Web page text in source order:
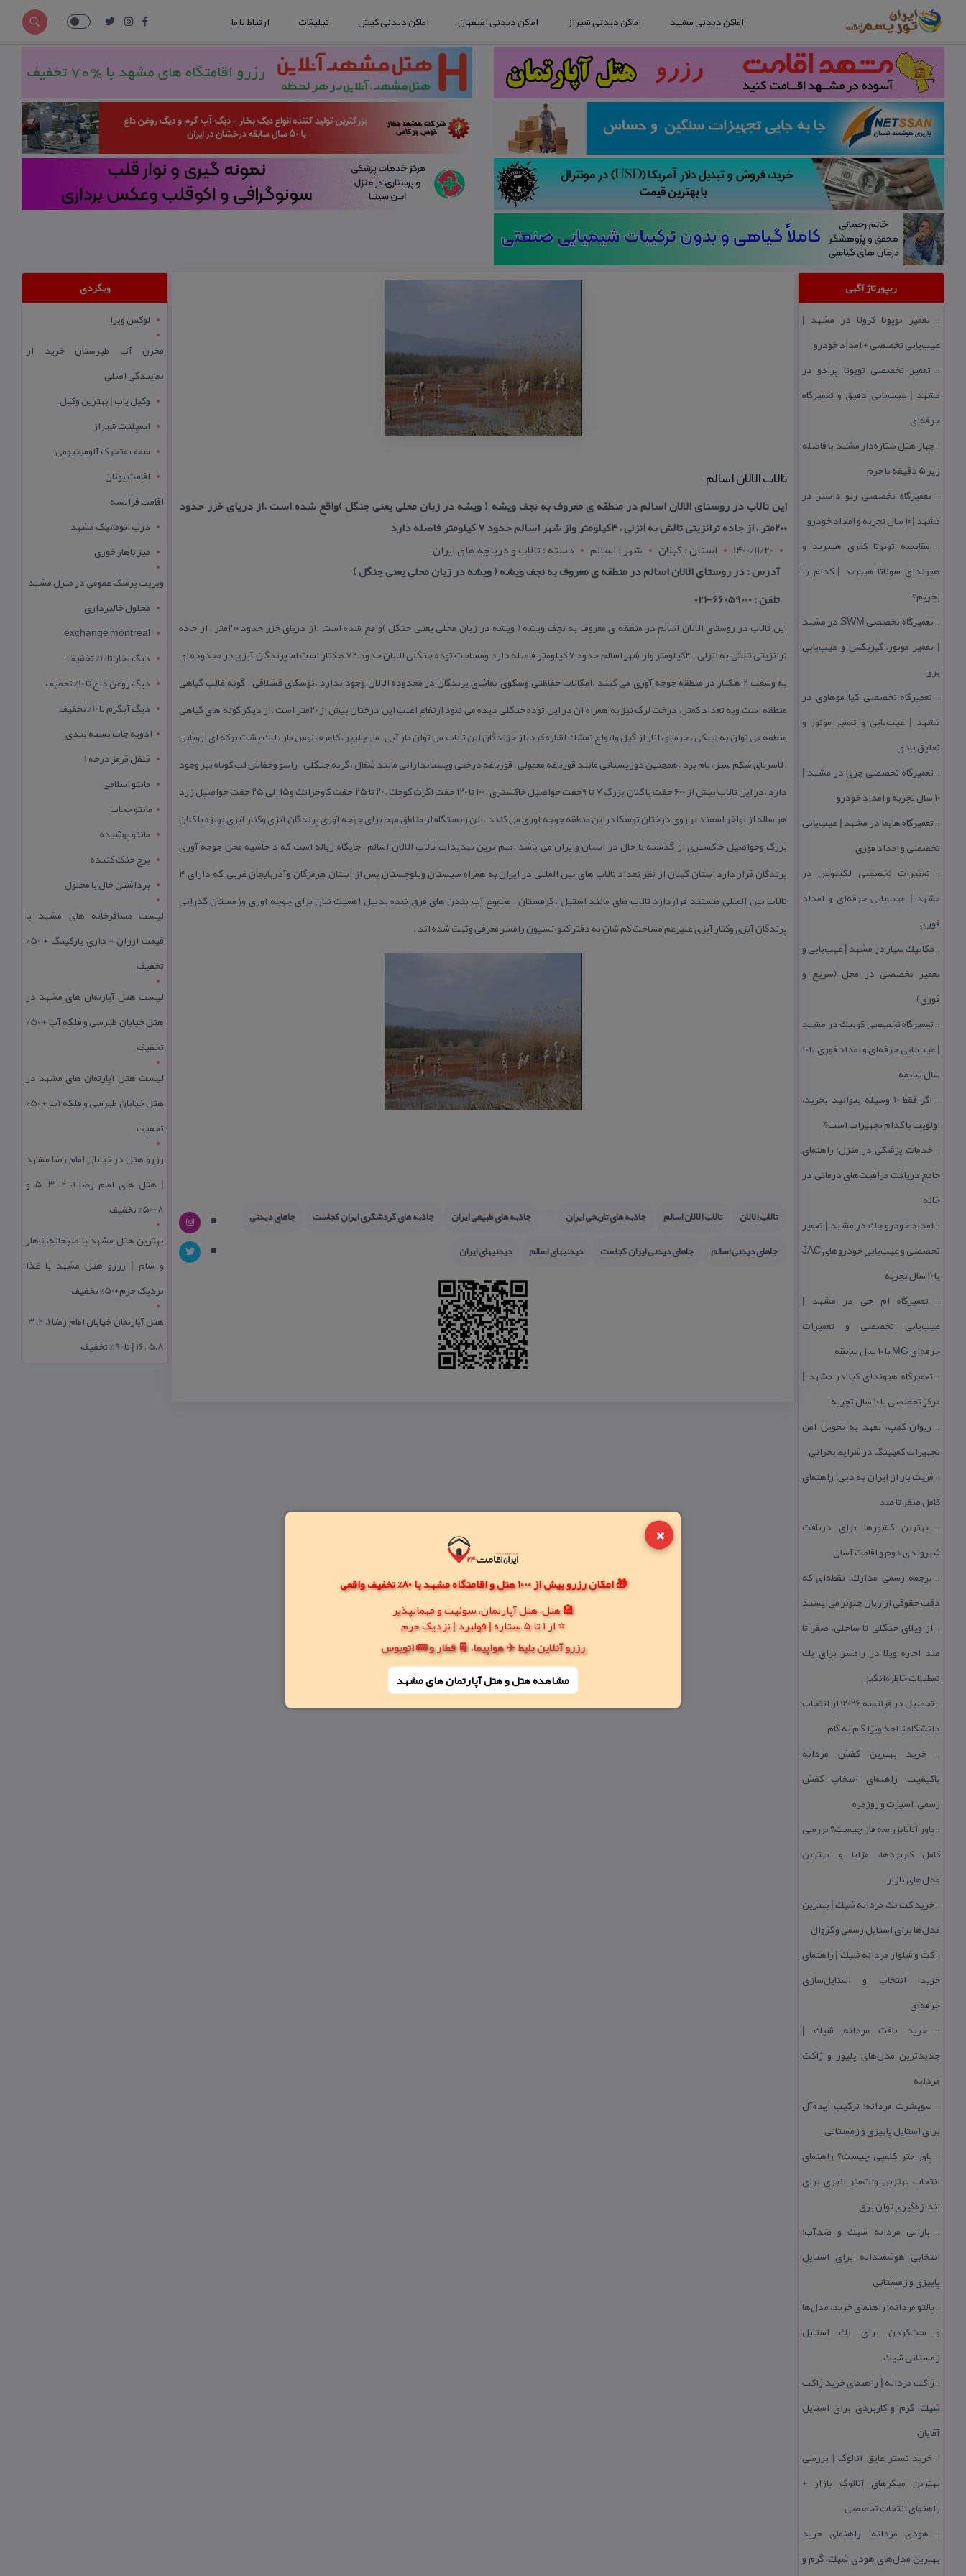
×
🎁 امکان رزرو بیش از 1000 هتل و اقامتگاه مشهد با 80% تخفیف واقعی
🏨 هتل، هتل آپارتمان، سوئیت و مهمانپذیر
⭐ از 1 تا 5 ستاره | فولبرد | نزدیک حرم
رزرو آنلاین بلیط ✈️ هواپیما، 🚆 قطار و 🚌 اتوبوس
مشاهده هتل و هتل‌ آپارتمان های مشهد
اماکن دیدنی مشهد اماکن دیدنی شیراز اماکن دیدنی اصفهان اماکن دیدنی کیش تبلیغات ارتباط با ما
ریپورتاژ آگهی
:: تعمیر تویوتا كرولا در مشهد |
عیب‌یابی تخصصی + امداد خودرو
:: تعمیر تخصصی تویوتا پرادو در
مشهد | عیب‌یابی دقیق و تعمیرگاه
حرفه‌ای
::چهار هتل‌ ستاره‌دار مشهد با فاصله
زیر 5 دقیقه تا حرم
:: تعمیرگاه تخصصی رنو داستر در
مشهد | ۱۰ سال تجربه و امداد خودرو
:: مقایسه تویوتا كمری هیبرید و
هیوندای سوناتا هیبرید | كدام را
بخریم؟
::
تعمیرگاه تخصصی SWM در مشهد
| تعمیر موتور، گیربكس و عیب‌یابی
برق
:: تعمیرگاه تخصصی كیا موهاوی در
مشهد | عیب‌یابی و تعمیر موتور و
تعلیق بادی
:: تعمیرگاه تخصصی چری در مشهد |
۱۰ سال تجربه و امداد خودرو
:: تعمیرگاه هایما در مشهد | عیب‌یابی
تخصصی و امداد فوری
:: تعمیرات تخصصی لكسوس در
مشهد | عیب‌یابی حرفه‌ای و امداد
فوری
:: مكانیك سیار در مشهد | عیب‌یابی و
تعمیر تخصصی در محل (سریع و
فوری)
:: تعمیرگاه تخصصی كوییك در مشهد
| عیب‌یابی حرفه‌ای و امداد فوری با ۱۰
سال سابقه
::
اگر فقط 10 وسیله بتوانید بخرید،
اولویت با كدام تجهیزات است؟
:: خدمات پزشكی در منزل؛ راهنمای
جامع دریافت مراقبت‌های درمانی در
خانه
:: امداد خودرو جك در مشهد | تعمیر
تخصصی و عیب‌یابی خودروهای JAC
با ۱۰ سال تجربه
:: تعمیرگاه ام جی در مشهد |
عیب‌یابی تخصصی و تعمیرات
حرفه‌ای MG با ۱۰ سال سابقه
:: تعمیرگاه هیوندای كیا در مشهد |
مركز تخصصی با ۱۰ سال تجربه
:: ریوان كمپ، تعهد به تحویل امن
تجهیزات كمپینگ در شرایط بحرانی
:: فریت بار از ایران به دبی؛ راهنمای
كامل صفر تا صد
:: بهترین كشورها برای دریافت
شهروندی دوم و اقامت آسان
:: ترجمه رسمی مدارك؛ نقطه‌ای كه
دقت حقوقی از زبان جلوتر می‌ایستد
:: از ویلای جنگلی تا ساحلی، صفر تا
صد اجاره ویلا در رامسر برای یك
تعطیلات خاطره‌انگیز
::
تحصیل در فرانسه 2026؛ از انتخاب
دانشگاه تا اخذ ویزا گام به گام
::خرید بهترین كفش مردانه
باكیفیت؛ راهنمای انتخاب كفش
رسمی، اسپرت و روزمره
:: پاور آنالایزر سه فاز چیست؟ بررسی
كامل كاربردها، مزایا و بهترین
مدل‌های بازار
::خرید كت تك مردانه شیك | بهترین
مدل‌ها برای استایل رسمی و كژوال
::كت و شلوار مردانه شیك | راهنمای
خرید، انتخاب و استایل‌سازی
حرفه‌ای
::خرید بافت مردانه شیك |
جدیدترین مدل‌های پلیور و ژاكت
مردانه
:: سویشرت مردانه؛ تركیب ایده‌آل
برای استایل پاییزی و زمستانی
:: پاور متر كلمپی چیست؟ راهنمای
انتخاب بهترین وات‌متر انبری برای
اندازه‌گیری توان برق
:: بارانی مردانه شیك و ضدآب؛
انتخابی هوشمندانه برای استایل
پاییزی و زمستانی
:: پالتو مردانه؛ راهنمای خرید، مدل‌ها
و ست‌كردن برای یك استایل
زمستانی شیك
::ژاكت مردانه | راهنمای خرید ژاكت
شیك، گرم و كاربردی برای استایل
آقایان
:: خرید تستر عایق آنالوگ | بررسی
بهترین میگرهای آنالوگ بازار +
راهنمای انتخاب تخصصی
:: هودی مردانه؛ راهنمای خرید
بهترین مدل‌های هودی شیك، گرم و
تالاب الالان اسالم
این تالاب در روستای الالان اسالم در منطقه ی معروف به نجف ویشه ( ویشه در زبان محلی یعنی جنگل )واقع شده است .از دریای خزر حدود
۲۰۰متر ، از جاده ترانزیتی تالش به انزلی ، ۴كیلومتر واز شهر اسالم حدود ۷ كیلومتر فاصله دارد
1400/11/20
استان : گيلان شهر : اسالم
دسته : تالاب و دریاچه های ایران
آدرس : در روستای الالان اسالم در منطقه ی معروف به نجف ویشه ( ویشه در زبان محلی یعنی جنگل )
تلفن : 66059000-021
این تالاب در روستای الالان اسالم در منطقه ی معروف به نجف ویشه ( ویشه در زبان محلی یعنی جنگل )واقع شده است .از دریای خزر حدود ۲۰۰متر ، از جاده
ترانزیتی تالش به انزلی ، ۴كیلومتر واز شهر اسالم حدود ۷ كیلومتر فاصله دارد ومساحت توده جنگلی الالان حدود ۷۲ هكتار است اما پرندگان آبزی در محدوده ای
به وسعت ۲ هكتار در منطقه جوجه آوری می كنند .امكانات حفاظتی وسكوی تماشای پرندگان در محدوده الالان وجود ندارد .توسكای قشلاقی ، گونه غالب گیاهی
منطقه است وبه تعداد كمتر ، درخت لرگ نیز به همراه آن در این توده جنگلی دیده می شود ارتفاع اغلب این درختان بیش از ۲۰متر است .از دیگر گونه های گیاهی
منطقه می توان به لیلكی ، خرمالو ، انار از گیل وانواع تمشك اشاره كرد .از خزندگان این تالاب می توان مار آبی ، مار چلیپر ، كلمره ، لوس مار ، لاك پشت بركه ای اروپایی
، لاسرتای شكم سبز ، نام برد .همچنین دوزیستانی مانند قورباغه معمولی ، قورباغه درختی وپستاندارانی مانند شغال ، گربه جنگلی ، راسو وخفاش لب كوتاه نیز وجود
دارد .در این تالاب بیش از ۶۰۰ جفت با كلان بزرگ ۷ تا ۹جفت حواصیل خاكستری ، ۱۰۰ تا ۱۲۰ جفت اگرت كوچك ، ۲۰ تا ۲۵ جفت گاوچرانك و۱۵ الی ۲۵ جفت حواصیل زرد
هر ساله از اواخر اسفند بر روی درختان توسكا دراین منطقه جوجه آوری می كنند .این زیستگاه از مناطق مهم برای جوجه آوری پرندگان آبزی وكنار آبزی بوِیژه با كلان
بزرگ وحواصیل خاكستری از گذشته تا حال در استان وایران می باشد .مهم ترین تهدیدات تالاب الالان اسالم ، جایگاه زباله است كه د حاشیه محل جوجه آوری
پرندگان قرار دارد استان گیلان از نظر تعداد تالاب های بین المللی در ایران به همراه سیستان وبلوچستان پس از استان هرمزگان وآذربایجان غربی ،كه دارای ۴
تالاب بین المللی هستند قراردارد تالاب های مانند استیل ، كرفستان ، مجموع آب بندن های قرق شده بدلیل اهمیت شان برای جوجه آوری وزمستان گذرانی
پرندگان آبزی وكنار آبزی علیرغم مساحت كم شان به دفتر كنوانسیون رامسر معرفی وثبت شده اند .
تالاب الالان تالاب الالان اسالم جاذبه های تاریخی ایران جاذبه های طبیعی ایران جاذبه های گردشگری ایران كجاست
جاهای دیدنی
جاهای دیدنی اسالم
جاهای دیدنی ایران كجاست دیدنیهای اسالم دیدنیهای ایران
وبگردی
لوکس ویزا
مخزن آب طبرستان خرید از
نمایندگی اصلی
وکیل یاب | بهترین وکیل
ایمپلنت شیراز
سقف متحرک آلومینیومی
اقامت یونان
اقامت فرانسه
درب اتوماتیک مشهد
میز ناهار خوری
ویزیت پزشک عمومی در منزل مشهد
محلول خالبرداری
exchange montreal
دیگ بخار تا 10% تخفیف
دیگ روغن داغ تا 10% تخفیف
دیگ آبگرم تا 10% تخفیف
ادویه جات بسته بندی
فلفل قرمز درجه 1
مانتو اسلامی
مانتو حجاب
مانتو پوشیده
برج خنک کننده
برداشتن خال با محلول
لیست مسافرخانه های مشهد با
قیمت ارزان + داری پارکینگ + 50%
تخفیف
لیست هتل آپارتمان های مشهد در
هتل خیابان طبرسی و فلکه آب + 50%
تخفیف
لیست هتل آپارتمان های مشهد در
هتل خیابان طبرسی و فلکه آب + 50%
تخفیف
رزرو هتل در خیابان امام رضا مشهد
| هتل‌ های امام رضا 1، 2، 3، 5 و
8+50% تخفیف
بهترین هتل مشهد با صبحانه، ناهار
و شام | رزرو هتل مشهد با غذا
نزدیک حرم+50% تخفیف
هتل آپارتمان خیابان امام رضا 1، 2، 3،
5،8 ،16 | تا 90 % تخفیف